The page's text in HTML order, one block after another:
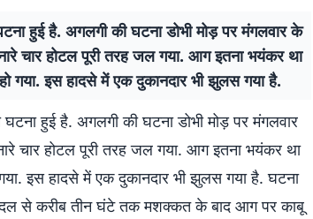
हुई है. अगलगी की घटना डोभी मोड़ पर मंगलवार के
चार होटल पूरी तरह जल गया. आग इतना भयंकर था
गया. इस हादसे में एक दुकानदार भी झुलस गया है.
हुई है. अगलगी की घटना डोभी मोड़ पर मंगलवार
चार होटल पूरी तरह जल गया. आग इतना भयंकर था
इस हादसे में एक दुकानदार भी झुलस गया है. घटना
से करीब तीन घंटे तक मशक्कत के बाद आग पर काबू